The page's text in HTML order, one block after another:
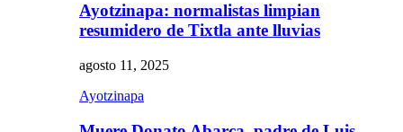
Ayotzinapa: normalistas limpian
resumidero de Tixtla ante lluvias
agosto 11, 2025
Ayotzinapa